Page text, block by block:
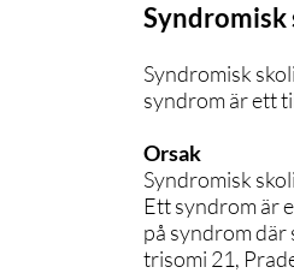
Syndromisk
Syndromisk
syndrom är ett
Orsak
Syndromisk
Ett syndrom är
på syndrom
trisomi 21,